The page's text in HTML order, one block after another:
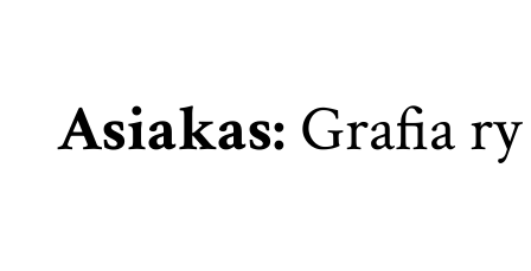
Asiakas: Grafia ry